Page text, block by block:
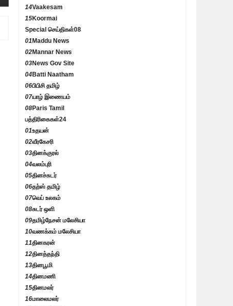
14Vaakesam
15Koormai
Special செய்திகள்08
01 Maddu News
02Mannar News
03News Gov Site
04Batti Naatham
06பிபிசி தமிழ்
07யாழ் இணையம்
08Paris Tamil
பத்திரிகைகள்24
01உதயன்
02வீரகேசரி
03தினக்குரல்
04வலம்புரி
05தினச்சுடர்
06தற்ஸ் தமிழ்
07வெப் உலகம்
08சுடர் ஒளி
09தமிழ்நேசன் மலேசியா
10வணக்கம் மலேசியா
11தினகரன்
12தினத்தந்தி
13தினபூமி
14தினமணி
15தினமலர்
16மாலைமலர்